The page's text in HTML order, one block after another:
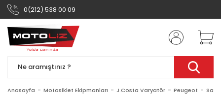
0(212) 538 00 09
Anasayfa Motosiklet Ekipmanları J.Costa Varyatör Peugeot